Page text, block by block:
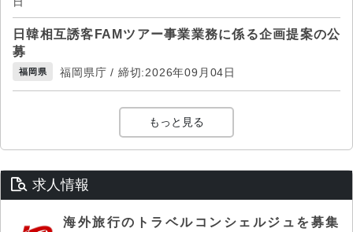
日韓相互誘客FAMツアー事業業務に係る企画提案の公
募
福岡県 福岡県庁 / 締切:2026年09月04日
もっと見る
求人情報
海外旅行のトラベルコンシェルジュを募集